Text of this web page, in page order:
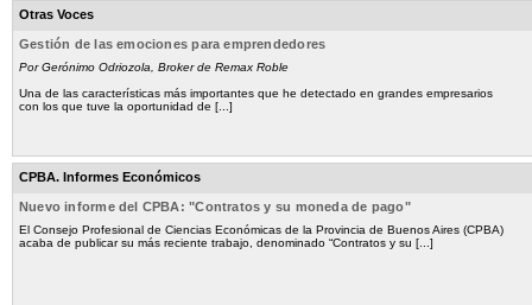
Otras Voces
Gestión de las emociones para emprendedores
Por Gerónimo Odriozola, Broker de Remax Roble
Una de las características más importantes que he detectado en grandes empresarios
con los que tuve la oportunidad de [...]
CPBA. Informes Económicos
Nuevo informe del CPBA: "Contratos y su moneda de pago"
El Consejo Profesional de Ciencias Económicas de la Provincia de Buenos Aires (CPBA)
acaba de publicar su más reciente trabajo, denominado “Contratos y su [...]